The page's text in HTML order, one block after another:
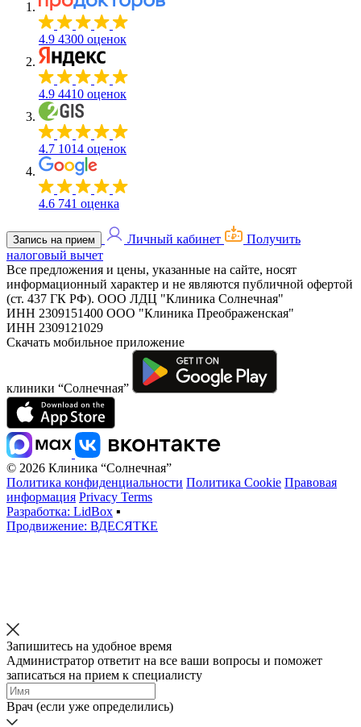
4.9 4300 оценок
4.9 4410 оценок
4.7 1014 оценок
4.6 741 оценка
Запись на прием Личный кабинет
Получить
налоговый вычет
Все предложения и цены, указанные на сайте, носят
информационный характер и не являются публичной офертой
(ст. 437 ГК РФ). ООО ЛДЦ "Клиника Солнечная"
ИНН 2309151400 ООО "Клиника Преображенская"
ИНН 2309121029
Скачать мобильное приложение
клиники “Солнечная”
© 2026 Клиника “Солнечная”
Политика конфиденциальности Политика Cookie Правовая
информация Privacy Terms
Разработка: LidBox ▪
Продвижение: ВДЕСЯТКЕ
Запишитесь на удобное время
Администратор ответит на все ваши вопросы и поможет
записаться на прием к специалисту
Врач (если уже определились)